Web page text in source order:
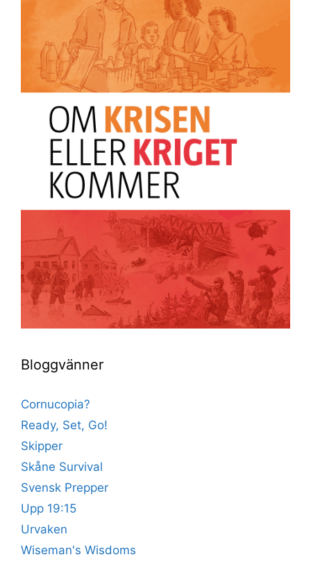
Bloggvänner
Cornucopia?
Ready, Set, Go!
Skipper
Skåne Survival
Svensk Prepper
Upp 19:15
Urvaken
Wiseman's Wisdoms